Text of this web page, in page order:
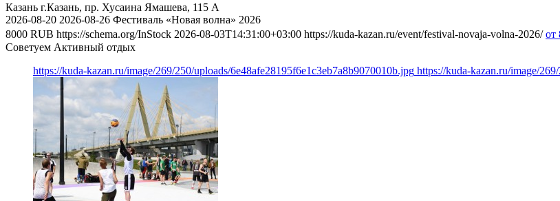
Казань г.Казань, пр. Хусаина Ямашева, 115 A
2026-08-20 2026-08-26 Фестиваль «Новая волна» 2026
8000 RUB https://schema.org/InStock 2026-08-03T14:31:00+03:00 https://kuda-kazan.ru/event/festival-novaja-volna-2026/ от
Советуем Активный отдых
https://kuda-kazan.ru/image/269/250/uploads/6e48afe28195f6e1c3eb7a8b9070010b.jpg https://kuda-kazan.ru/image/